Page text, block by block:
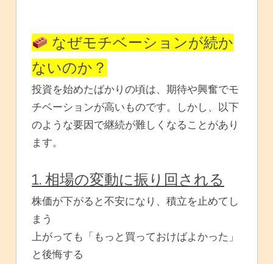
なぜモチベーションが続か
ないのか？
投資を始めたばかりの頃は、期待や興奮でモ
チベーションが高いものです。しかし、以下
のような要因で継続が難しくなることがあり
ます。
1. 相場の変動に振り回される
株価が下がると不安になり、積立を止めてし
まう
上がっても「もっと買っておけばよかった」
と後悔する